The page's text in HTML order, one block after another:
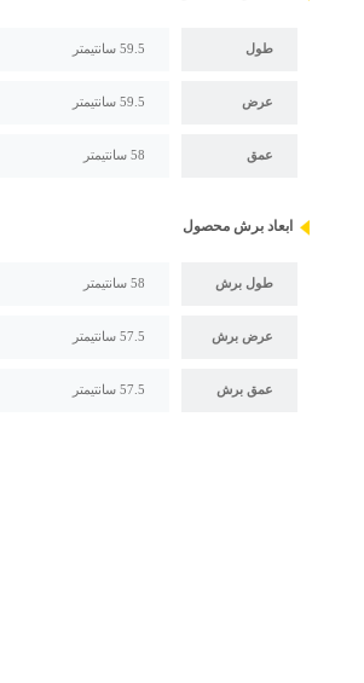
طول 59.5 سانتیمتر
عرض 59.5 سانتیمتر
عمق 58 سانتیمتر
ابعاد برش محصول
طول برش 58 سانتیمتر
عرض برش 57.5 سانتیمتر
عمق برش 57.5 سانتیمتر